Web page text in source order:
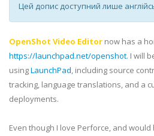
Цей допис доступний лише
OpenShot Video Editor now has a
https://launchpad.net/openshot. I will
usingLaunchPad, including source
tracking, language translations, and a
deployments.
Even though I love Perforce, and